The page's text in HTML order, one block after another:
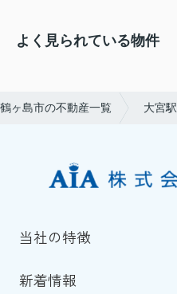
よく見られている物件
鶴ヶ島市の不動産一覧 大宮駅
当社の特徴
新着情報